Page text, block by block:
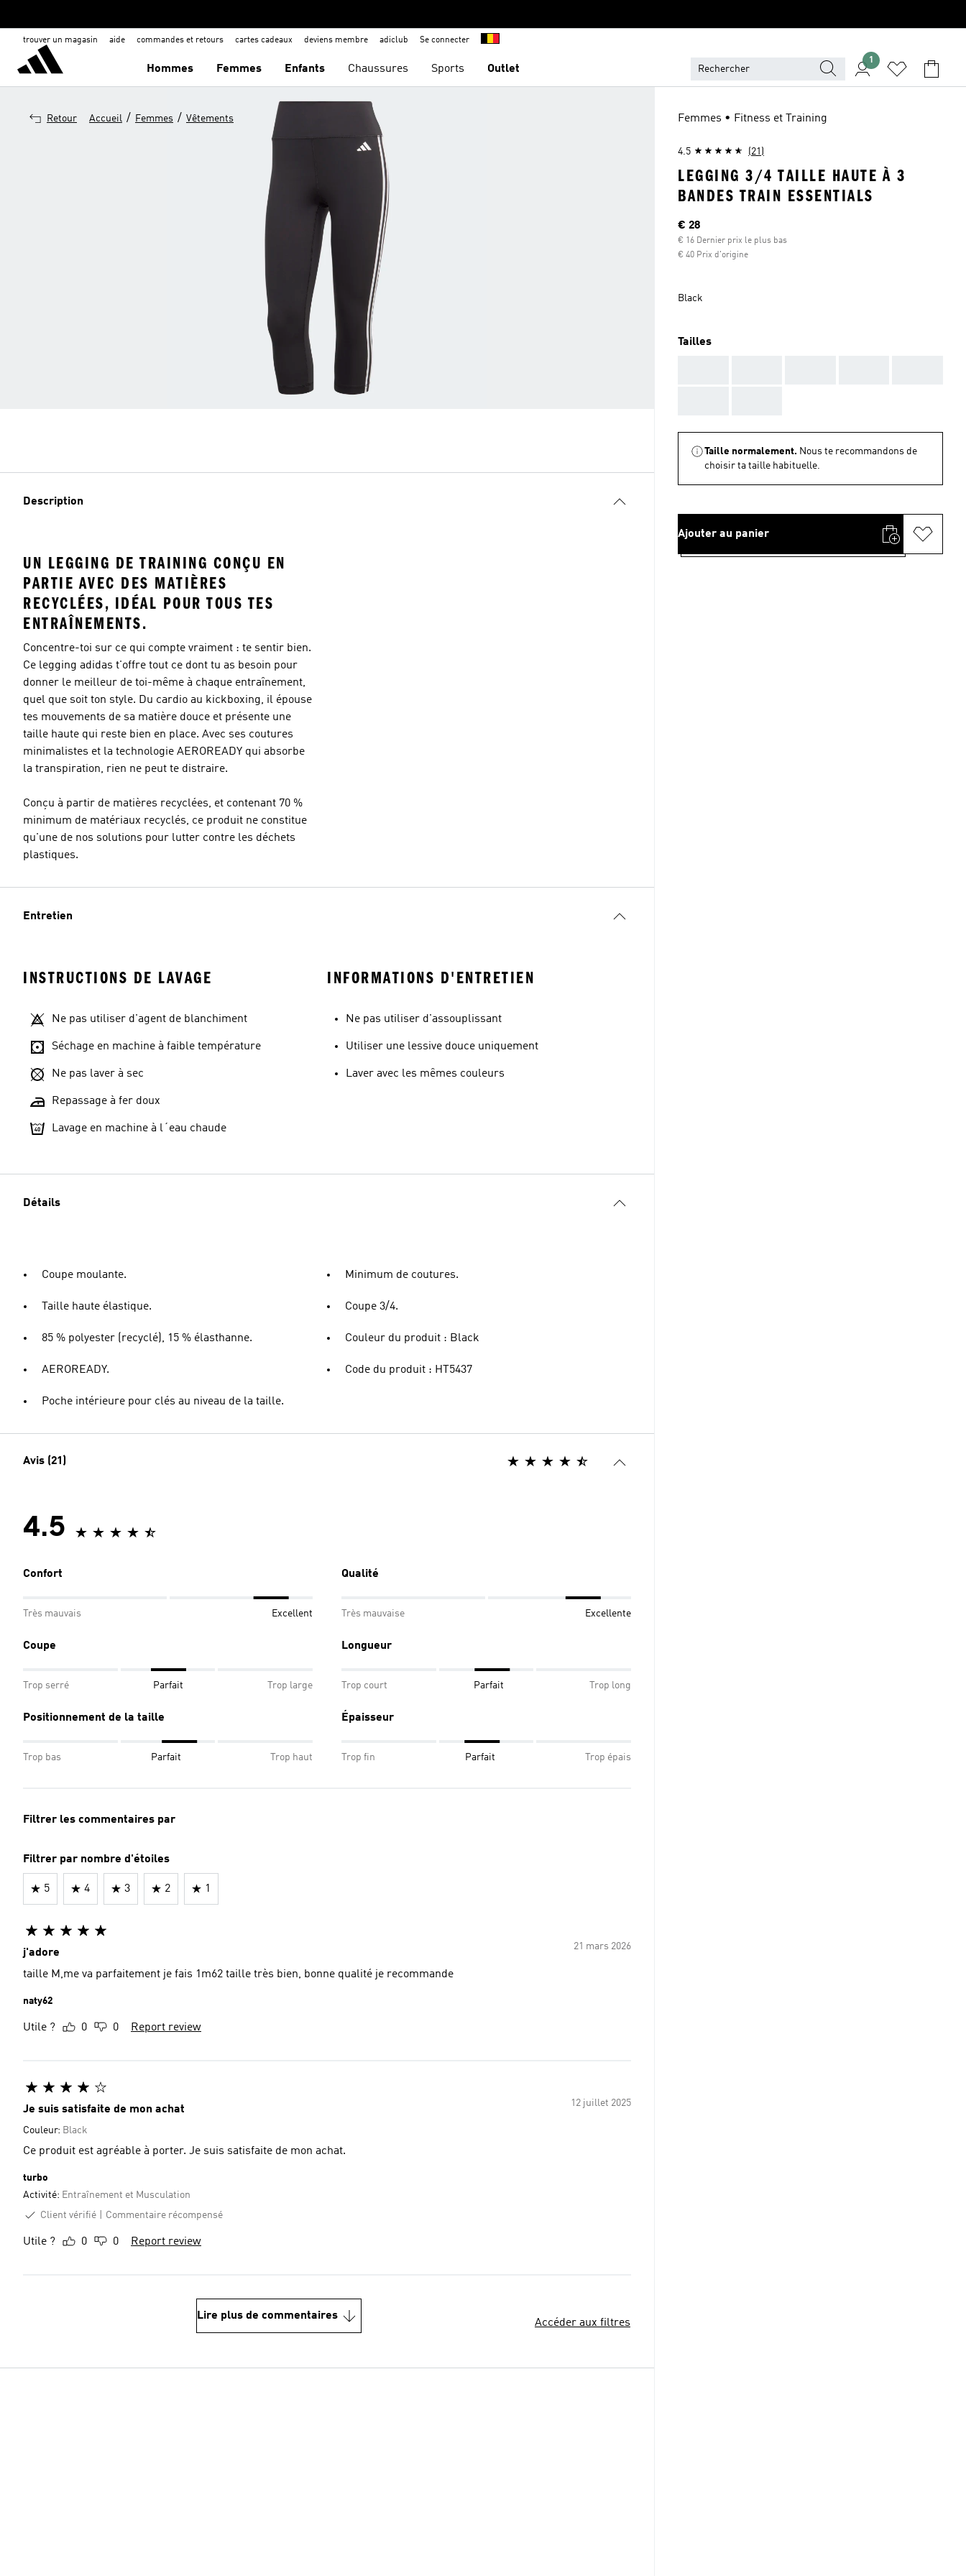
trouver un magasin aide commandes et retours cartes cadeaux deviens membre adiclub Se connecter
Hommes Femmes Enfants Chaussures Sports Outlet
1
Retour Accueil / Femmes / Vêtements
Description
UN LEGGING DE TRAINING CONÇU EN
PARTIE AVEC DES MATIÈRES
RECYCLÉES, IDÉAL POUR TOUS TES
ENTRAÎNEMENTS.
Concentre-toi sur ce qui compte vraiment : te sentir bien.
Ce legging adidas t'offre tout ce dont tu as besoin pour
donner le meilleur de toi-même à chaque entraînement,
quel que soit ton style. Du cardio au kickboxing, il épouse
tes mouvements de sa matière douce et présente une
taille haute qui reste bien en place. Avec ses coutures
minimalistes et la technologie AEROREADY qui absorbe
la transpiration, rien ne peut te distraire.
Conçu à partir de matières recyclées, et contenant 70 %
minimum de matériaux recyclés, ce produit ne constitue
qu'une de nos solutions pour lutter contre les déchets
plastiques.
Entretien
INSTRUCTIONS DE LAVAGE
Ne pas utiliser d'agent de blanchiment
Séchage en machine à faible température
Ne pas laver à sec
Repassage à fer doux
Lavage en machine à l´eau chaude
INFORMATIONS D'ENTRETIEN
Ne pas utiliser d'assouplissant
Utiliser une lessive douce uniquement
Laver avec les mêmes couleurs
Détails
Coupe moulante.
Taille haute élastique.
85 % polyester (recyclé), 15 % élasthanne.
AEROREADY.
Poche intérieure pour clés au niveau de la taille.
Minimum de coutures.
Coupe 3/4.
Couleur du produit : Black
Code du produit : HT5437
Avis (21)
4.5
Confort
Très mauvais Excellent
Qualité
Très mauvaise Excellente
Coupe
Trop serré Parfait Trop large
Longueur
Trop court Parfait Trop long
Positionnement de la taille
Trop bas Parfait Trop haut
Épaisseur
Trop fin Parfait Trop épais
Filtrer les commentaires par
Filtrer par nombre d'étoiles
5 4 3 2 1
21 mars 2026
j'adore
taille M,me va parfaitement je fais 1m62 taille très bien, bonne qualité je recommande
naty62
Utile ? 0 0 Report review
12 juillet 2025
Je suis satisfaite de mon achat
Couleur: Black
Ce produit est agréable à porter. Je suis satisfaite de mon achat.
turbo
Activité: Entraînement et Musculation
Client vérifié
Commentaire récompensé
Utile ? 0 0 Report review
Lire plus de commentaires
Accéder aux filtres
Femmes • Fitness et Training
4.5 (21)
LEGGING 3/4 TAILLE HAUTE À 3
BANDES TRAIN ESSENTIALS
Current price
€ 28
€ 16 Dernier prix le plus bas
€ 40 Prix d'origine
Black
Tailles
Taille normalement. Nous te recommandons de
choisir ta taille habituelle.
Ajouter au panier